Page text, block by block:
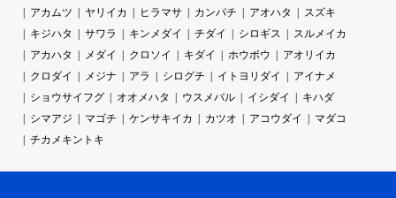
アカムツ
ヤリイカ ヒラマサ カンパチ アオハタ
スズキ
キジハタ
サワラ キンメダイ チダイ シロギス
スルメイカ
アカハタ
メダイ クロソイ キダイ ホウボウ
アオリイカ
クロダイ
メジナ アラ シログチ イトヨリダイ
アイナメ
ショウサイフグ
オオメハタ ウスメバル イシダイ
キハダ
シマアジ
マゴチ ケンサキイカ カツオ アコウダイ
マダコ
チカメキントキ